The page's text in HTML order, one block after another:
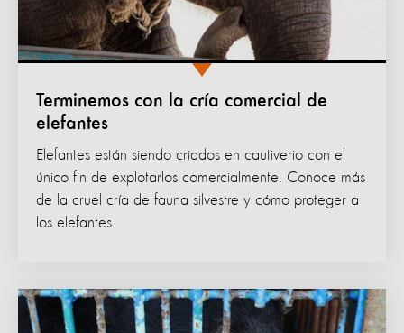
Terminemos con la cría comercial de
elefantes
Elefantes están siendo criados en cautiverio con el
único fin de explotarlos comercialmente. Conoce más
de la cruel cría de fauna silvestre y cómo proteger a
los elefantes.